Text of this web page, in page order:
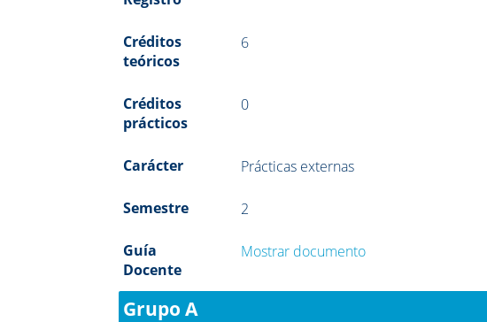
Créditos
teóricos
6
Créditos
prácticos
0
Carácter Prácticas externas
Semestre 2
Guía
Docente
Mostrar documento
Grupo A